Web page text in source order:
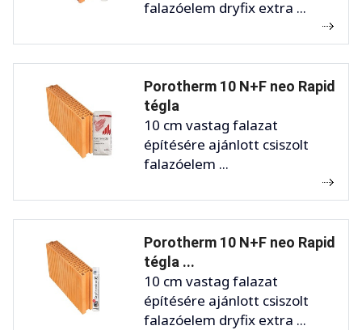
falazóelem dryfix extra ...
Porotherm 10 N+F neo Rapid
tégla
10 cm vastag falazat
építésére ajánlott csiszolt
falazóelem ...
Porotherm 10 N+F neo Rapid
tégla ...
10 cm vastag falazat
építésére ajánlott csiszolt
falazóelem dryfix extra ...